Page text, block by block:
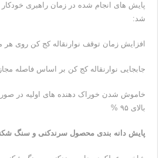
پایش های انجام شده در زمان راهبری خودکار
شد:
افزایش زمان توقف نوارنقاله کج کن روی هر
جابجایی نوارنقاله کج کن بر اساس فاصله
خاموش شدن خوراک دهنده های اولیه در
بالای ۹۵ %
پایش دانه بندی محصول سرندکنی و سنگ